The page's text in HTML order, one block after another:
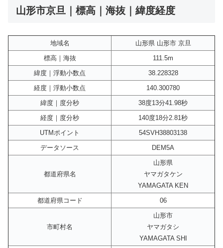
山形市京旦｜標高｜海抜｜緯度経度
地域名
山形県 山形市 京旦
標高｜海抜
111.5m
緯度｜浮動小数点
38.228328
経度｜浮動小数点
140.300780
緯度｜度分秒
38度13分41.98秒
経度｜度分秒
140度18分2.81秒
UTMポイント
54SVH38803138
データソース
DEM5A
都道府県名
山形県
ヤマガタケン
YAMAGATA KEN
都道府県コード
06
市町村名
山形市
ヤマガタシ
YAMAGATA SHI